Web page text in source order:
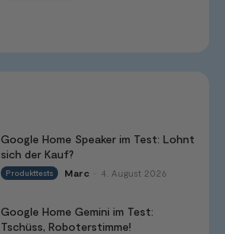
Google Home Speaker im Test: Lohnt
sich der Kauf?
Produkttests Marc 4. August 2026
Google Home Gemini im Test:
Tschüss, Roboterstimme!